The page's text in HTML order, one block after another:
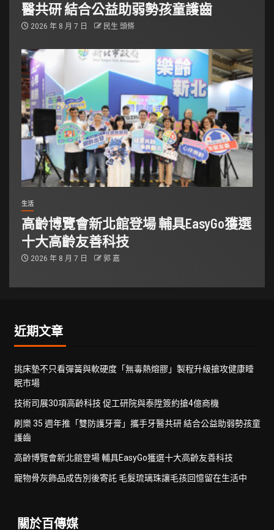
醫共研 結合公益助弱勢孩童護齒
2026 年 8 月 7 日 民生 頭條
生活
高齡博覽會新北館登場 輔具EasyGo獲選
十大高齡友善科技
2026 年 8 月 7 日 郭 嘉
近期文章
挑床墊不只看彈簧與軟硬度「無毒熱熔膠」製程升級搶攻健康睡
眠市場
技術司展30項高齡科技 促工研院與泰陞簽約搶4億商機
刷樂 35 週年推「雙防護牙膏」攜手牙醫共研 結合公益助弱勢孩童
護齒
高齡博覽會新北館登場 輔具EasyGo獲選十大高齡友善科技
寵物骨灰飾品成告別後寄託 毛髮琉璃珠讓毛孩回憶留在生活中
關於百傳媒